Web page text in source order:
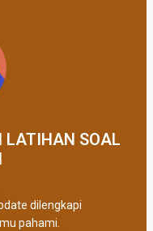
LATIHAN SOAL
dilengkapi
pahami.